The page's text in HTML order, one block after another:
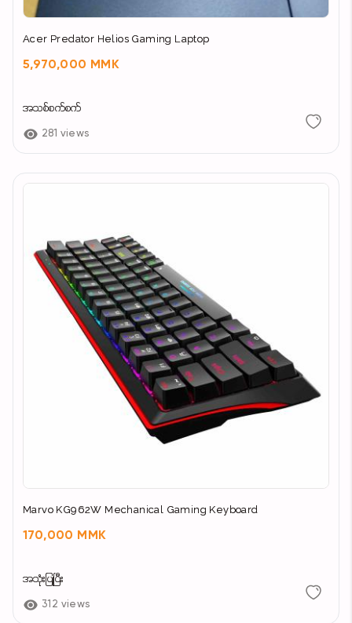
Acer Predator Helios Gaming Laptop
5,970,000 MMK
အသစ်စက်စက်
281 views
Marvo KG962W Mechanical Gaming Keyboard
170,000 MMK
အသုံးပြုပြီး
312 views